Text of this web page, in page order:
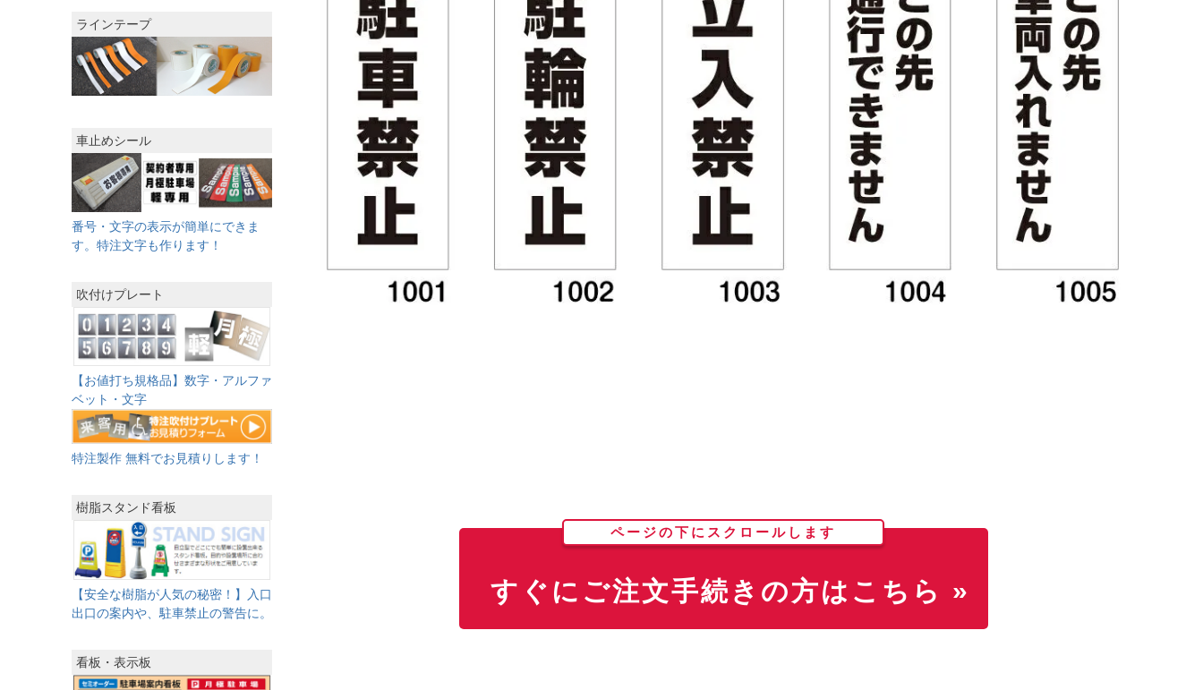
ラインテープ
車止めシール
番号・文字の表示が簡単にできま
す。特注文字も作ります！
吹付けプレート
【お値打ち規格品】数字・アルファ
ベット・文字
特注製作 無料でお見積りします！
樹脂スタンド看板
【安全な樹脂が人気の秘密！】入口
出口の案内や、駐車禁止の警告に。
看板・表示板
ページの下にスクロールします
すぐにご注文手続きの方はこちら »